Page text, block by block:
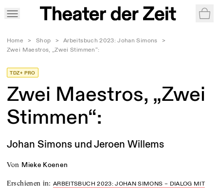
Home > Shop > Arbeitsbuch 2023: Johan Simons
>
Zwei Maestros, „Zwei Stimmen“:
TDZ+ PRO
Zwei Maestros, „Zwei
Stimmen“:
Johan Simons und Jeroen Willems
von Mieke Koenen
Erschienen in:ARBEITSBUCH 2023: JOHAN SIMONS – DIALOG MIT